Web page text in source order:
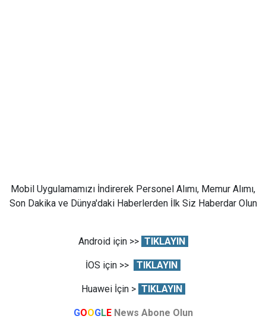
Mobil Uygulamamızı İndirerek Personel Alımı, Memur Alımı,
Son Dakika ve Dünya'daki Haberlerden İlk Siz Haberdar Olun
Android için >> TIKLAYIN
İOS için >> TIKLAYIN
Huawei İçin > TIKLAYIN
GOOGLE News Abone Olun